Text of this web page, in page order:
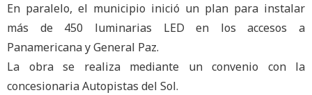
En paralelo, el municipio inició un plan para instalar
más de 450 luminarias LED en los accesos a
Panamericana y General Paz.
La obra se realiza mediante un convenio con la
concesionaria Autopistas del Sol.